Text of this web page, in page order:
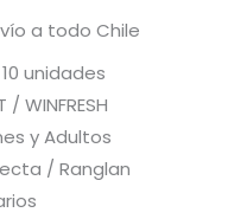
a todo Chile
10 unidades
/ WINFRESH
y Adultos
/ Ranglan